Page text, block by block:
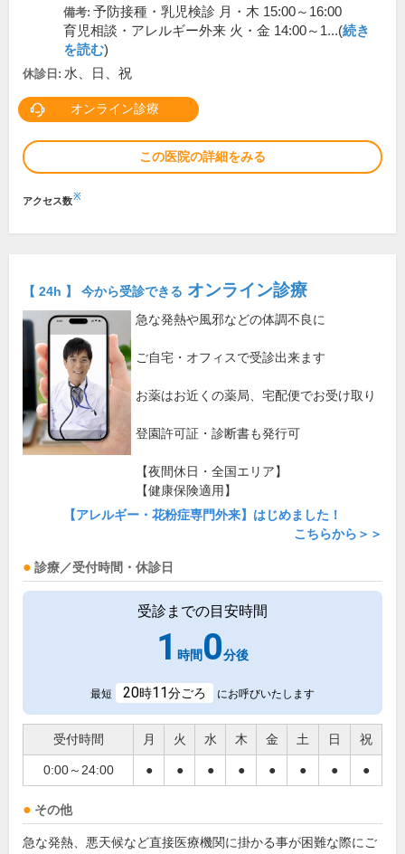
備考: 予防接種・乳児検診 月・木 15:00～16:00
育児相談・アレルギー外来 火・金 14:00～1...(続き
を読む)
休診日: 水、日、祝
オンライン診療
この医院の詳細をみる
アクセス数※
【 24h 】 今から受診できる オンライン診療
急な発熱や風邪などの体調不良に
ご自宅・オフィスで受診出来ます
お薬はお近くの薬局、宅配便でお受け取り
登園許可証・診断書も発行可
【夜間休日・全国エリア】
【健康保険適用】
【アレルギー・花粉症専門外来】はじめました！
こちらから＞＞
診療／受付時間・休診日
受診までの目安時間
1 時間 0分後
最短 20時11分ごろ にお呼びいたします
受付時間 月 火 水 木 金 土 日 祝
0:00～24:00 ● ● ● ● ● ● ● ●
その他
急な発熱、悪天候など直接医療機関に掛かる事が困難な際にご